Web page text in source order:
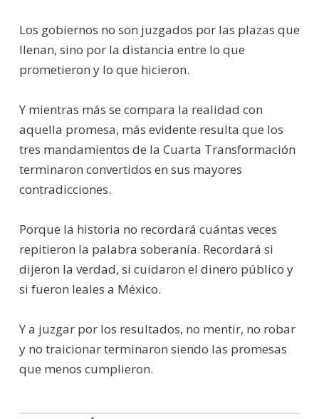
Los gobiernos no son juzgados por las plazas que
llenan, sino por la distancia entre lo que
prometieron y lo que hicieron.
Y mientras más se compara la realidad con
aquella promesa, más evidente resulta que los
tres mandamientos de la Cuarta Transformación
terminaron convertidos en sus mayores
contradicciones.
Porque la historia no recordará cuántas veces
repitieron la palabra soberanía. Recordará si
dijeron la verdad, si cuidaron el dinero público y
si fueron leales a México.
Y a juzgar por los resultados, no mentir, no robar
y no traicionar terminaron siendo las promesas
que menos cumplieron.